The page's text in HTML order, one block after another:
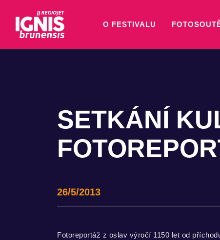
O FESTIVALU
SETKÁNÍ
26/5/2013
Fotoreportáž z oslav výročí 1150 let od